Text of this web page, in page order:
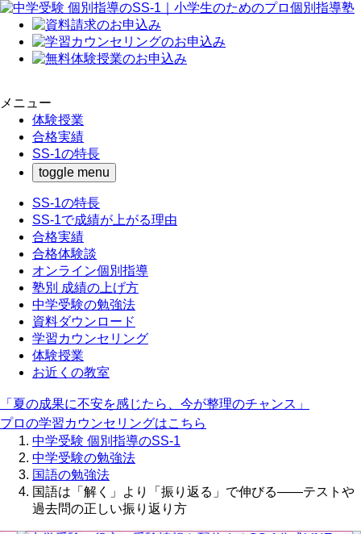
メニュー
体験授業
合格実績
SS-1の特長
toggle menu
SS-1の特長
SS-1で成績が上がる理由
合格実績
合格体験談
オンライン個別指導
塾別 成績の上げ方
中学受験の勉強法
資料ダウンロード
学習カウンセリング
体験授業
お近くの教室
「夏の成果に不安を感じたら、今が整理のチャンス」
プロの学習カウンセリングはこちら
中学受験 個別指導のSS-1
中学受験の勉強法
国語の勉強法
国語は「解く」より「振り返る」で伸びる――テストや
過去問の正しい振り返り方